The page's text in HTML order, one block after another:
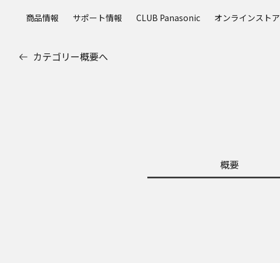
商品情報 サポート情報 CLUB Panasonic オンラインストア
カテゴリー概要へ
概要